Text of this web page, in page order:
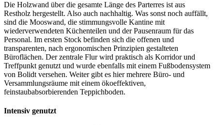
Die Holzwand über die gesamte Länge des Parterres ist aus
Restholz hergestellt. Also auch nachhaltig. Was sonst noch auffällt,
sind die Mooswand, die stimmungsvolle Kantine mit
wiederverwendeten Küchenteilen und der Pausenraum für das
Personal. Im ersten Stock befinden sich die offenen und
transparenten, nach ergonomischen Prinzipien gestalteten
Büroflächen. Der zentrale Flur wird praktisch als Korridor und
Treffpunkt genutzt und wurde ebenfalls mit einem Fußbodensystem
von Bolidt versehen. Weiter gibt es hier mehrere Büro- und
Versammlungsräume mit einem ökoeffektiven,
feinstaubabsorbierenden Teppichboden.
Intensiv genutzt